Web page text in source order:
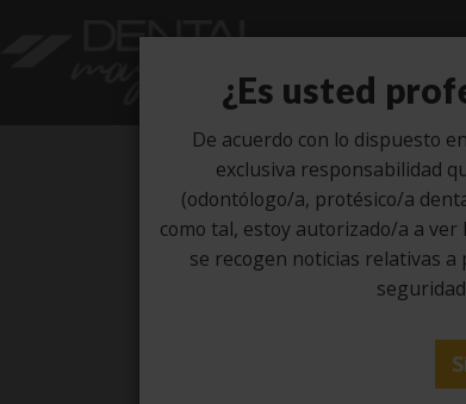
¿Es usted
De acuerdo con lo dispuesto
exclusiva responsabilidad
(odontólogo/a, protésico/a
como tal, estoy autorizado/a a
se recogen noticias relativas